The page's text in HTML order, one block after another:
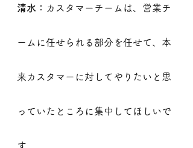
清水： カスタマーチームは、営業チ
ームに任せられる部分を任せて、本
来カスタマーに対してやりたいと思
っていたところに集中してほしいで
す。